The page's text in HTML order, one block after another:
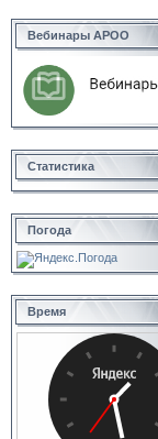
Вебинары АРОО
Статистика
Погода
Время